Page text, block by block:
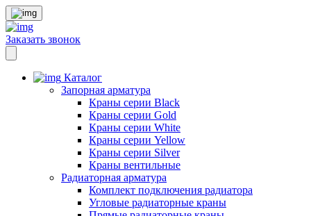
Заказать звонок
Каталог
Запорная арматура
Краны серии Black
Краны серии Gold
Краны серии White
Краны серии Yellow
Краны серии Silver
Краны вентильные
Радиаторная арматура
Комплект подключения радиатора
Угловые радиаторные краны